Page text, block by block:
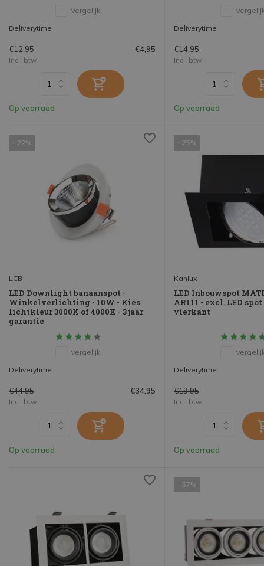
Vergelijk
Deliverytime
€12,95 €4,95
Incl. btw
Op voorraad
Deliverytime
€14,95
Incl. btw
Op voorraad
- 22%
LCB
LED Downlight banaanspot -
Winkelverlichting - 10W - Kies
lichtkleur 3000K of 4000K - 3 jaar
garantie
Vergelijk
Deliverytime
€44,95 €34,95
Incl. btw
Op voorraad
- 25%
Kanlux
LED Inbouwspot
AR111 - excl. LED
vierkant
Deliverytime
€19,95
Incl. btw
Op voorraad
- 57%